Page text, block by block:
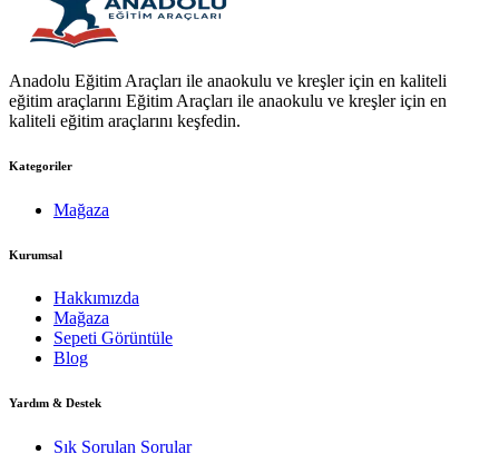
Anadolu Eğitim Araçları ile anaokulu ve kreşler için en kaliteli
eğitim araçlarını Eğitim Araçları ile anaokulu ve kreşler için en
kaliteli eğitim araçlarını keşfedin.
Kategoriler
Mağaza
Kurumsal
Hakkımızda
Mağaza
Sepeti Görüntüle
Blog
Yardım & Destek
Sık Sorulan Sorular